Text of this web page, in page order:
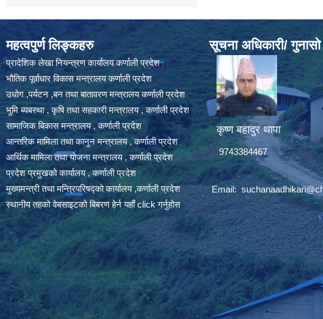
महत्वपुर्ण लिङ्कहरु
प्रादेशिक लेखा नियन्त्रण कार्यालय कर्णाली प्रदेश
भौतिक पूर्वाधार विकास मन्त्रालय कर्णाली प्रदेश
उधोग ,पर्यटन ,बन तथा बातावरण मन्त्रालय कर्णाली प्रदेश
भुमि ब्यबस्था , कृषि तथा सहकारी मन्त्रालय , कर्णाली प्रदेश
सामाजिक बिकास मन्त्रालय , कर्णाली प्रदेश
आन्तरिक मामिला तथा कानुन मन्त्रालय , कर्णाली प्रदेश
आर्थिक मामिला तथा योजना मन्त्रालय , कर्णाली प्रदेश
प्रदेश प्रमुखको कार्यालय , कर्णाली प्रदेश
मुख्यमन्त्री तथा मन्त्रिपरिषद्को कार्यालय ,कर्णाली प्रदेश
स्थानीय तहको वेबसाइटको बिबरण हेर्न यहाँ click गर्नुहोस
सूचना अधिकारी/
कृष्ण बहादुर थापा
9743384467
Email: